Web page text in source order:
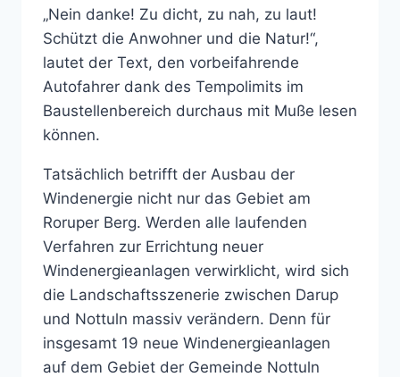
„Nein danke! Zu dicht, zu nah, zu laut!
Schützt die Anwohner und die Natur!“,
lautet der Text, den vorbeifahrende
Autofahrer dank des Tempolimits im
Baustellenbereich durchaus mit Muße lesen
können.
Tatsächlich betrifft der Ausbau der
Windenergie nicht nur das Gebiet am
Roruper Berg. Werden alle laufenden
Verfahren zur Errichtung neuer
Windenergieanlagen verwirklicht, wird sich
die Landschaftsszenerie zwischen Darup
und Nottuln massiv verändern. Denn für
insgesamt 19 neue Windenergieanlagen
auf dem Gebiet der Gemeinde Nottuln